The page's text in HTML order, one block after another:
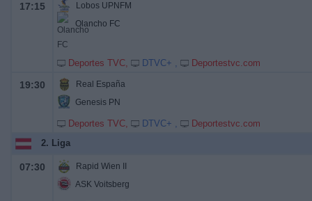
17:15
Lobos UPNFM
Olancho FC
Deportes TVC DTVC+ Deportestvc.com
19:30
Real España
Genesis PN
Deportes TVC DTVC+
Deportestvc.com
2. Liga
07:30
Rapid Wien II
ASK Voitsberg